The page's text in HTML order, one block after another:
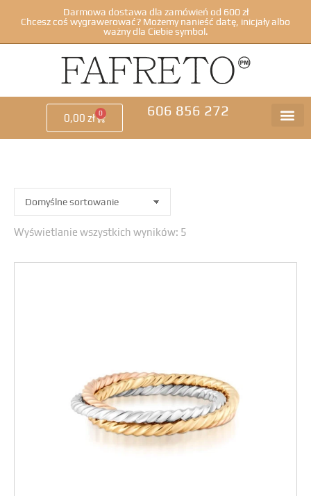
Darmowa dostawa dla zamówień od 600 zł
Chcesz coś wygrawerować? Możemy nanieść datę, inicjały albo
ważny dla Ciebie symbol.
0,00 zł 0 606 856 272
Wyświetlanie wszystkich wyników: 5